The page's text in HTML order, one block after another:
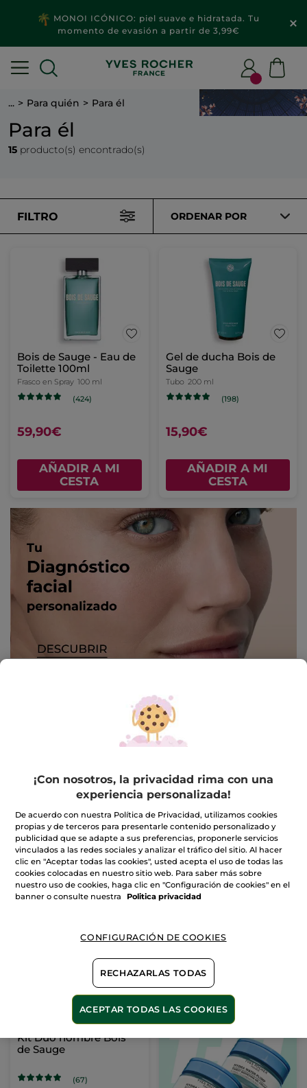
MONOI ICÓNICO: piel suave e hidratada. Tu
momento de evasión a partir de 3,99€
... Para quién Para él
Para él
15 producto(s) encontrado(s)
FILTRO ORDENAR POR
Bois de Sauge - Eau de
Toilette 100ml
Frasco en Spray 100 ml
(424)
59,90€
AÑADIR A MI
CESTA
Gel de ducha Bois de
Sauge
Tubo 200 ml
(198)
15,90€
AÑADIR A MI
CESTA
Rutina Facial hombre
(4)
35,99€ 47,70€
AÑADIR A MI
CESTA
Granit Bleu - Eau de
Toilette 100ml
(455)
59,90€
AÑADIR A MI
-50%
Kit Dúo hombre Bois
de Sauge
(67)
¡Con nosotros, la privacidad rima con una
experiencia personalizada!
De acuerdo con nuestra Política de Privacidad, utilizamos cookies
propias y de terceros para presentarle contenido personalizado y
publicidad que se adapte a sus preferencias, proponerle servicios
vinculados a las redes sociales y analizar el tráfico del sitio. Al hacer
clic en "Aceptar todas las cookies", usted acepta el uso de todas las
cookies colocadas en nuestro sitio web. Para saber más sobre
nuestro uso de cookies, haga clic en "Configuración de cookies" en el
banner o consulte nuestra
Politica privacidad
CONFIGURACIÓN DE COOKIES
RECHAZARLAS TODAS
ACEPTAR TODAS LAS COOKIES